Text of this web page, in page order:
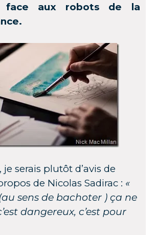
face aux robots de la
je serais plutôt d’avis de
de Nicolas Sadirac : «
sens de bachoter ) ça ne
dangereux, c’est pour